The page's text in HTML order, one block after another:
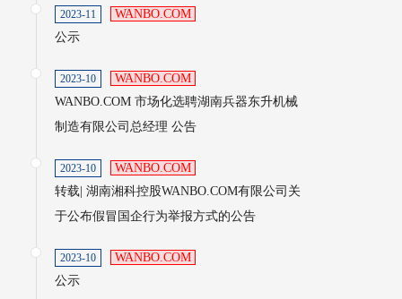
2023-11
WANBO.COM
公示
2023-10
WANBO.COM
WANBO.COM 市场化选聘湖南兵器东升机械
制造有限公司总经理 公告
2023-10
WANBO.COM
转载| 湖南湘科控股WANBO.COM有限公司关
于公布假冒国企行为举报方式的公告
2023-10
WANBO.COM
公示